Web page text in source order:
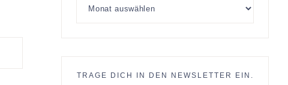
TRAGE DICH IN DEN NEWSLETTER EIN.